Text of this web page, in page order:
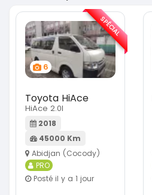
6
Toyota HiAce
HiAce 2.0l
2018
45000 Km
Abidjan (Cocody)
PRO
Posté il y a 1 jour
SPÉCIAL